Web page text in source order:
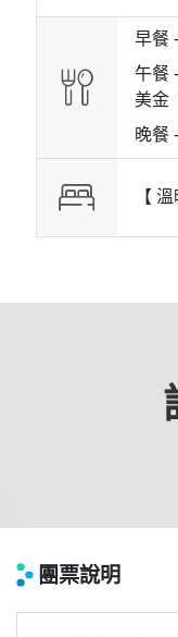
早餐 -
午餐 -
美金
晚餐 -
【
團票說明